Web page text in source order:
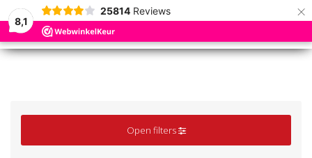
8,1
25814 Reviews ×
MENU
MENU
Open filters